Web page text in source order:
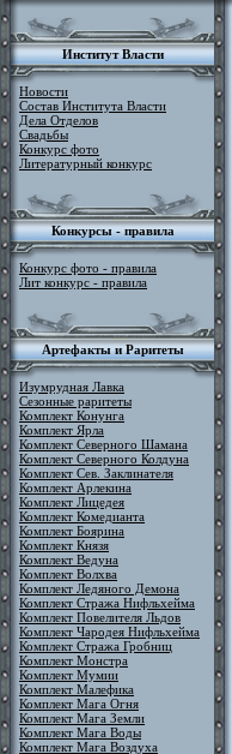
Институт Власти
Новости
Состав Института Власти
Дела Отделов
Свадьбы
Конкурс фото
Литературный конкурс
Конкурсы - правила
Конкурс фото - правила
Лит конкурс - правила
Артефакты и Раритеты
Изумрудная Лавка
Сезонные раритеты
Комплект Конунга
Комплект Ярла
Комплект Северного Шамана
Комплект Северного Колдуна
Комплект Сев. Заклинателя
Комплект Арлекина
Комплект Лицедея
Комплект Комедианта
Комплект Боярина
Комплект Князя
Комплект Ведуна
Комплект Волхва
Комплект Ледяного Демона
Комплект Стража Нифльхейма
Комплект Повелителя Льдов
Комплект Чародея Нифльхейма
Комплект Стража Гробниц
Комплект Монстра
Комплект Мумии
Комплект Малефика
Комплект Мага Огня
Комплект Мага Земли
Комплект Мага Воды
Комплект Мага Воздуха